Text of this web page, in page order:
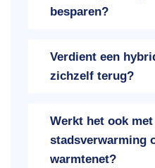
besparen?
Verdient een
zichzelf terug?
Werkt het ook met
stadsverwarming
warmtenet?